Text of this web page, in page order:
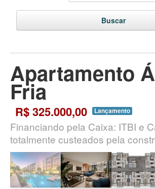
Buscar
Apartamento
Fria
R$ 325.000,00 Lançamento
Financiando pela Caixa: ITBI e
totalmente custeados pela